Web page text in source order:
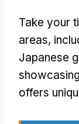
Take your
areas,
Japanese
offers